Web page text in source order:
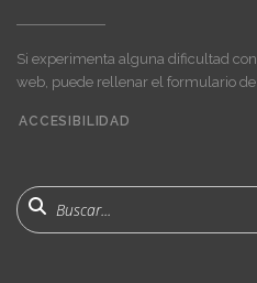
Si experimenta alguna dificultad
web, puede rellenar el formulario
menu
ACCESIBILIDAD
Buscar